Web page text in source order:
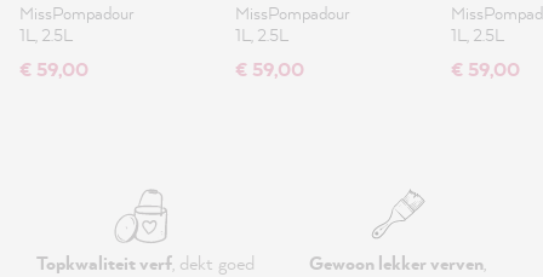
MissPompadour
1L, 2.5L
€ 59,00
MissPompadour
1L, 2.5L
€ 59,00
1L, 2.5L
€ 59,00
Topkwaliteit verf, dekt goed
Gewoon lekker verven,